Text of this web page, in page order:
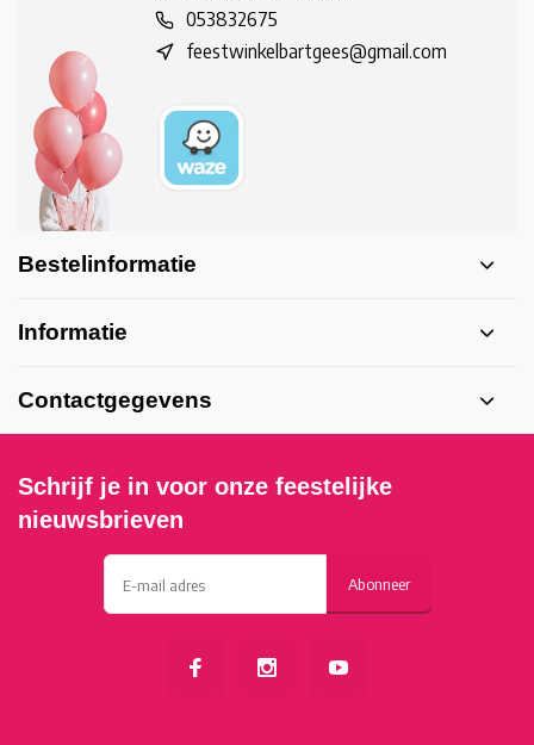
053832675
feestwinkelbartgees@gmail.com
Bestelinformatie
Informatie
Contactgegevens
Schrijf je in voor onze feestelijke
nieuwsbrieven
Abonneer